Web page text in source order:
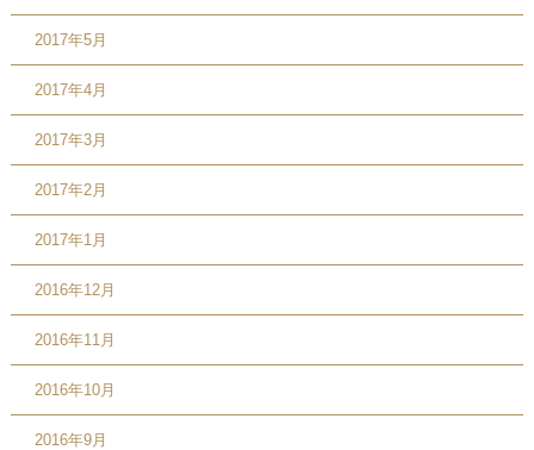
2017年5月
2017年4月
2017年3月
2017年2月
2017年1月
2016年12月
2016年11月
2016年10月
2016年9月